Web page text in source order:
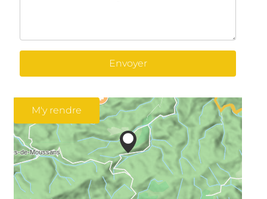
Envoyer
M'y rendre